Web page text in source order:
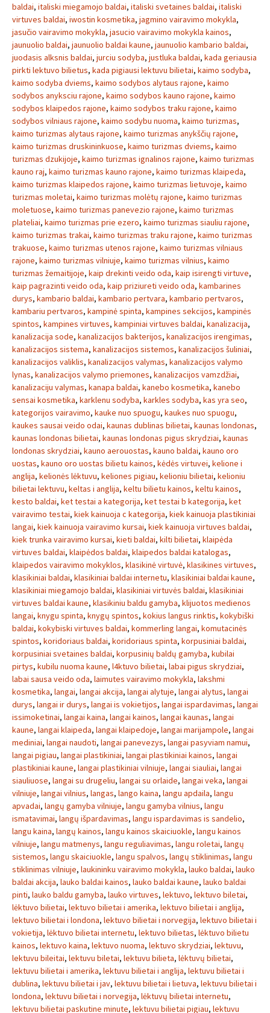
baldai, italiski miegamojo baldai, italiski svetaines baldai, italiski
virtuves baldai, iwostin kosmetika, jagmino vairavimo mokykla,
jasučio vairavimo mokykla, jasucio vairavimo mokykla kainos,
jaunuolio baldai, jaunuolio baldai kaune, jaunuolio kambario baldai,
juodasis alksnis baldai, jurciu sodyba, justluka baldai, kada geriausia
pirkti lektuvo bilietus, kada pigiausi lektuvu bilietai, kaimo sodyba,
kaimo sodyba dviems, kaimo sodybos alytaus rajone, kaimo
sodybos anyksciu rajone, kaimo sodybos kauno rajone, kaimo
sodybos klaipedos rajone, kaimo sodybos traku rajone, kaimo
sodybos vilniaus rajone, kaimo sodybu nuoma, kaimo turizmas,
kaimo turizmas alytaus rajone, kaimo turizmas anykščių rajone,
kaimo turizmas druskininkuose, kaimo turizmas dviems, kaimo
turizmas dzukijoje, kaimo turizmas ignalinos rajone, kaimo turizmas
kauno raj, kaimo turizmas kauno rajone, kaimo turizmas klaipeda,
kaimo turizmas klaipedos rajone, kaimo turizmas lietuvoje, kaimo
turizmas moletai, kaimo turizmas molėtų rajone, kaimo turizmas
moletuose, kaimo turizmas panevezio rajone, kaimo turizmas
plateliai, kaimo turizmas prie ezero, kaimo turizmas siauliu rajone,
kaimo turizmas trakai, kaimo turizmas traku rajone, kaimo turizmas
trakuose, kaimo turizmas utenos rajone, kaimo turizmas vilniaus
rajone, kaimo turizmas vilniuje, kaimo turizmas vilnius, kaimo
turizmas žemaitijoje, kaip drekinti veido oda, kaip isirengti virtuve,
kaip pagrazinti veido oda, kaip priziureti veido oda, kambarines
durys, kambario baldai, kambario pertvara, kambario pertvaros,
kambariu pertvaros, kampinė spinta, kampines sekcijos, kampinės
spintos, kampines virtuves, kampiniai virtuves baldai, kanalizacija,
kanalizacija sode, kanalizacijos bakterijos, kanalizacijos irengimas,
kanalizacijos sistema, kanalizacijos sistemos, kanalizacijos šuliniai,
kanalizacijos valiklis, kanalizacijos valymas, kanalizacijos valymo
lynas, kanalizacijos valymo priemones, kanalizacijos vamzdžiai,
kanalizaciju valymas, kanapa baldai, kanebo kosmetika, kanebo
sensai kosmetika, karklenu sodyba, karkles sodyba, kas yra seo,
kategorijos vairavimo, kauke nuo spuogu, kaukes nuo spuogu,
kaukes sausai veido odai, kaunas dublinas bilietai, kaunas londonas,
kaunas londonas bilietai, kaunas londonas pigus skrydziai, kaunas
londonas skrydziai, kauno aerouostas, kauno baldai, kauno oro
uostas, kauno oro uostas bilietu kainos, kėdės virtuvei, kelione i
anglija, kelionės lėktuvu, keliones pigiau, kelioniu bilietai, kelioniu
bilietai lektuvu, keltas i anglija, keltu bilietu kainos, keltu kainos,
kesto baldai, ket testai a kategorija, ket testai b kategorija, ket
vairavimo testai, kiek kainuoja c kategorija, kiek kainuoja plastikiniai
langai, kiek kainuoja vairavimo kursai, kiek kainuoja virtuves baldai,
kiek trunka vairavimo kursai, kieti baldai, kilti bilietai, klaipėda
virtuves baldai, klaipėdos baldai, klaipedos baldai katalogas,
klaipedos vairavimo mokyklos, klasikinė virtuvė, klasikines virtuves,
klasikiniai baldai, klasikiniai baldai internetu, klasikiniai baldai kaune,
klasikiniai miegamojo baldai, klasikiniai virtuvės baldai, klasikiniai
virtuves baldai kaune, klasikiniu baldu gamyba, klijuotos medienos
langai, knygu spinta, knygų spintos, kokius langus rinktis, kokybiški
baldai, kokybiski virtuves baldai, kommerling langai, komutacinės
spintos, koridoriaus baldai, koridoriaus spinta, korpusiniai baldai,
korpusiniai svetaines baldai, korpusinių baldų gamyba, kubilai
pirtys, kubilu nuoma kaune, l4ktuvo bilietai, labai pigus skrydziai,
labai sausa veido oda, laimutes vairavimo mokykla, lakshmi
kosmetika, langai, langai akcija, langai alytuje, langai alytus, langai
durys, langai ir durys, langai is vokietijos, langai ispardavimas, langai
issimoketinai, langai kaina, langai kainos, langai kaunas, langai
kaune, langai klaipeda, langai klaipedoje, langai marijampole, langai
mediniai, langai naudoti, langai panevezys, langai pasyviam namui,
langai pigiau, langai plastikiniai, langai plastikiniai kainos, langai
plastikiniai kaune, langai plastikiniai vilniuje, langai siauliai, langai
siauliuose, langai su drugeliu, langai su orlaide, langai veka, langai
vilniuje, langai vilnius, langas, lango kaina, langu apdaila, langu
apvadai, langų gamyba vilniuje, langu gamyba vilnius, langu
ismatavimai, langų išpardavimas, langu ispardavimas is sandelio,
langu kaina, langų kainos, langu kainos skaiciuokle, langu kainos
vilniuje, langu matmenys, langu reguliavimas, langu roletai, langų
sistemos, langu skaiciuokle, langu spalvos, langų stiklinimas, langu
stiklinimas vilniuje, laukininku vairavimo mokykla, lauko baldai, lauko
baldai akcija, lauko baldai kainos, lauko baldai kaune, lauko baldai
pinti, lauko baldu gamyba, lauko virtuves, lektuvo, lektuvo biletai,
lėktuvo bilietai, lektuvo bilietai i amerika, lektuvo bilietai i anglija,
lektuvo bilietai i londona, lektuvo bilietai i norvegija, lektuvo bilietai i
vokietija, lėktuvo bilietai internetu, lektuvo bilietas, lėktuvo bilietu
kainos, lektuvo kaina, lektuvo nuoma, lektuvo skrydziai, lektuvu,
lektuvu bileitai, lektuvu biletai, lektuvu bilieta, lėktuvų bilietai,
lektuvu bilietai i amerika, lektuvu bilietai i anglija, lektuvu bilietai i
dublina, lektuvu bilietai i jav, lektuvu bilietai i lietuva, lektuvu bilietai i
londona, lektuvu bilietai i norvegija, lėktuvų bilietai internetu,
lektuvu bilietai paskutine minute, lektuvu bilietai pigiau, lektuvu